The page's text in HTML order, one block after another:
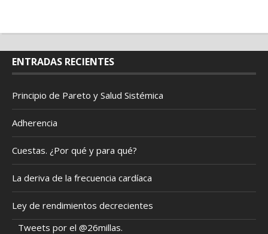
ENTRADAS RECIENTES
Principio de Pareto y Salud Sistémica
Adherencia
Cuestas. ¿Por qué y para qué?
La deriva de la frecuencia cardíaca
Ley de rendimientos decrecientes
Tweets por el @26millas.